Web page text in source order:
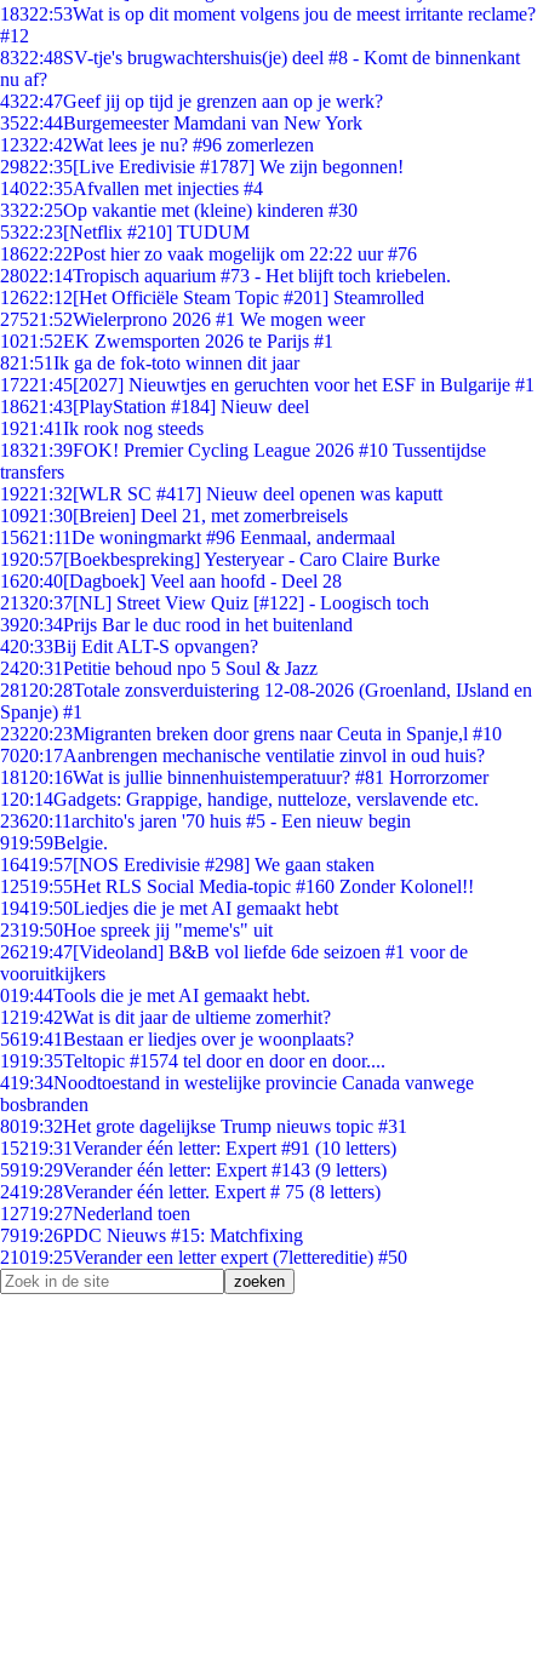
18322:53Wat is op dit moment volgens jou de meest irritante reclame?
#12
8322:48SV-tje's brugwachtershuis(je) deel #8 - Komt de binnenkant
nu af?
4322:47Geef jij op tijd je grenzen aan op je werk?
3522:44Burgemeester Mamdani van New York
12322:42Wat lees je nu? #96 zomerlezen
29822:35[Live Eredivisie #1787] We zijn begonnen!
14022:35Afvallen met injecties #4
3322:25Op vakantie met (kleine) kinderen #30
5322:23[Netflix #210] TUDUM
18622:22Post hier zo vaak mogelijk om 22:22 uur #76
28022:14Tropisch aquarium #73 - Het blijft toch kriebelen.
12622:12[Het Officiële Steam Topic #201] Steamrolled
27521:52Wielerprono 2026 #1 We mogen weer
1021:52EK Zwemsporten 2026 te Parijs #1
821:51Ik ga de fok-toto winnen dit jaar
17221:45[2027] Nieuwtjes en geruchten voor het ESF in Bulgarije #1
18621:43[PlayStation #184] Nieuw deel
1921:41Ik rook nog steeds
18321:39FOK! Premier Cycling League 2026 #10 Tussentijdse
transfers
19221:32[WLR SC #417] Nieuw deel openen was kaputt
10921:30[Breien] Deel 21, met zomerbreisels
15621:11De woningmarkt #96 Eenmaal, andermaal
1920:57[Boekbespreking] Yesteryear - Caro Claire Burke
1620:40[Dagboek] Veel aan hoofd - Deel 28
21320:37[NL] Street View Quiz [#122] - Loogisch toch
3920:34Prijs Bar le duc rood in het buitenland
420:33Bij Edit ALT-S opvangen?
2420:31Petitie behoud npo 5 Soul & Jazz
281 20:28Totale zonsverduistering 12-08-2026 (Groenland, IJsland en
Spanje) #1
23220:23Migranten breken door grens naar Ceuta in Spanje,l #10
7020:17Aanbrengen mechanische ventilatie zinvol in oud huis?
181 20:16Wat is jullie binnenhuistemperatuur? #81 Horrorzomer
1 20:14Gadgets: Grappige, handige, nutteloze, verslavende etc.
23620:11archito's jaren '70 huis #5 - Een nieuw begin
919:59Belgie.
16419:57[NOS Eredivisie #298] We gaan staken
12519:55Het RLS Social Media-topic #160 Zonder Kolonel!!
19419:50Liedjes die je met AI gemaakt hebt
2319:50Hoe spreek jij "meme's" uit
26219:47[Videoland] B&B vol liefde 6de seizoen #1 voor de
vooruitkijkers
019:44Tools die je met AI gemaakt hebt.
1219:42Wat is dit jaar de ultieme zomerhit?
5619:41Bestaan er liedjes over je woonplaats?
1919:35Teltopic #1574 tel door en door en door....
419:34Noodtoestand in westelijke provincie Canada vanwege
bosbranden
8019:32Het grote dagelijkse Trump nieuws topic #31
15219:31Verander één letter: Expert #91 (10 letters)
5919:29Verander één letter: Expert #143 (9 letters)
2419:28Verander één letter. Expert # 75 (8 letters)
12719:27Nederland toen
7919:26PDC Nieuws #15: Matchfixing
21019:25Verander een letter expert (7lettereditie) #50